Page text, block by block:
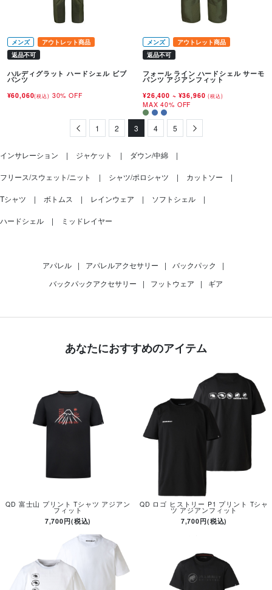
メンズ
アウトレット商品
返品不可
ハルディグラット ハードシェル ビブ
パンツ
¥60,060(税込) 30% OFF
メンズ
アウトレット商品
返品不可
フォール ライン ハードシェル サーモ
パンツ アジアンフィット
¥26,400 ~ ¥36,960(税込)
MAX 40% OFF
Previous
1 2 3 4 5
インサレーション ジャケット ダウン/中綿
フリース/スウェット/ニット シャツ/ポロシャツ カットソー
Tシャツ ボトムス レインウェア ソフトシェル
ハードシェル ミッドレイヤー
アパレル | アパレルアクセサリー | バックパック
|
バックパックアクセサリー
| フットウェア | ギア
あなたにおすすめのアイテム
QD 富士山 プリント Tシャツ アジアン
フィット
7,700円(税込)
QD ロゴ ヒストリー P1 プリント Tシャ
ツ アジアンフィット
7,700円(税込)